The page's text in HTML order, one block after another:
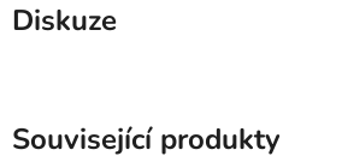
Diskuze
Související produkty